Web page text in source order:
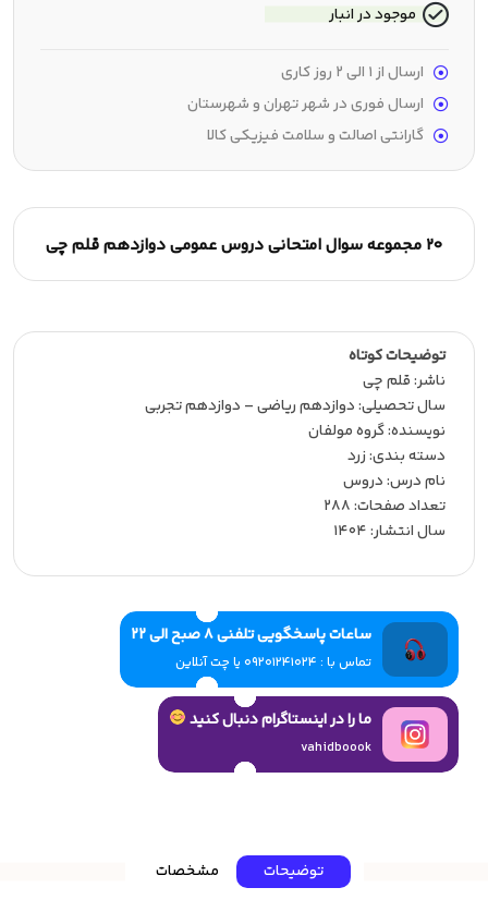
20 مجموعه سوال امتحانی دروس عمومی دوازدهم قلم چی
توضیحات کوتاه
ناشر:‌ قلم چی
سال تحصیلی:‌ دوازدهم ریاضی – دوازدهم تجربی
نویسنده:‌ گروه مولفان
دسته بندی: زرد
نام درس: دروس
تعداد صفحات:‌ 288
سال انتشار:‌ 1404
ساعات پاسخگویی تلفنی 8 صبح الی 22
تماس با : 09201241024 یا چت آنلاین
ما را در اینستاگرام دنبال کنید
vahidboook
موجود در انبار
ارسال از 1 الی 2 روز کاری
ارسال فوری در شهر تهران و شهرستان
گارانتی اصالت و سلامت فیزیکی کالا
توضیحات مشخصات